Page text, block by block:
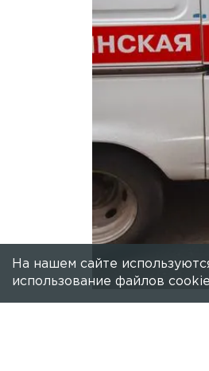
На нашем сайте
использование файлов